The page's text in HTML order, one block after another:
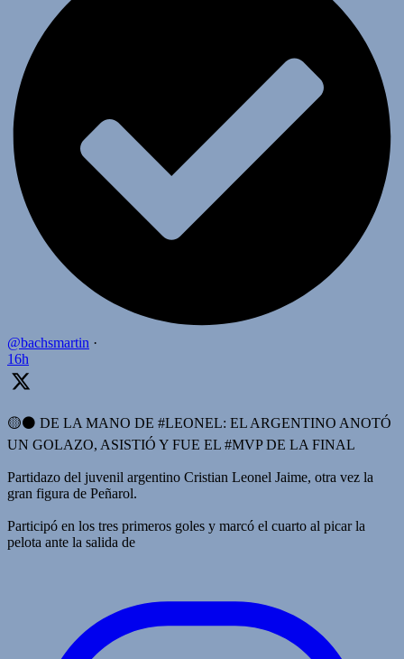
@bachsmartin ·
16h
🟡⚫️ DE LA MANO DE #LEONEL: EL ARGENTINO ANOTÓ
UN GOLAZO, ASISTIÓ Y FUE EL #MVP DE LA FINAL
Partidazo del juvenil argentino Cristian Leonel Jaime, otra vez la
gran figura de Peñarol.
Participó en los tres primeros goles y marcó el cuarto al picar la
pelota ante la salida de